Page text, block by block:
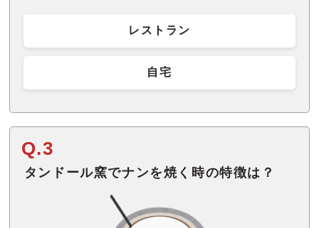
レストラン
自宅
Q.3
タンドール窯でナンを焼く時の特徴は？